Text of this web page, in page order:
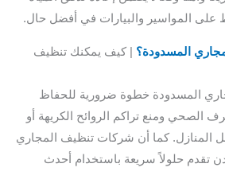
والبيارات في أفضل حال.
| كيف يمكنك تنظيف
خطوة ضرورية للحفاظ
ومنع تراكم الروائح الكريهة أو
كما أن شركات تنظيف المجاري
حلولاً سريعة باستخدام أحدث